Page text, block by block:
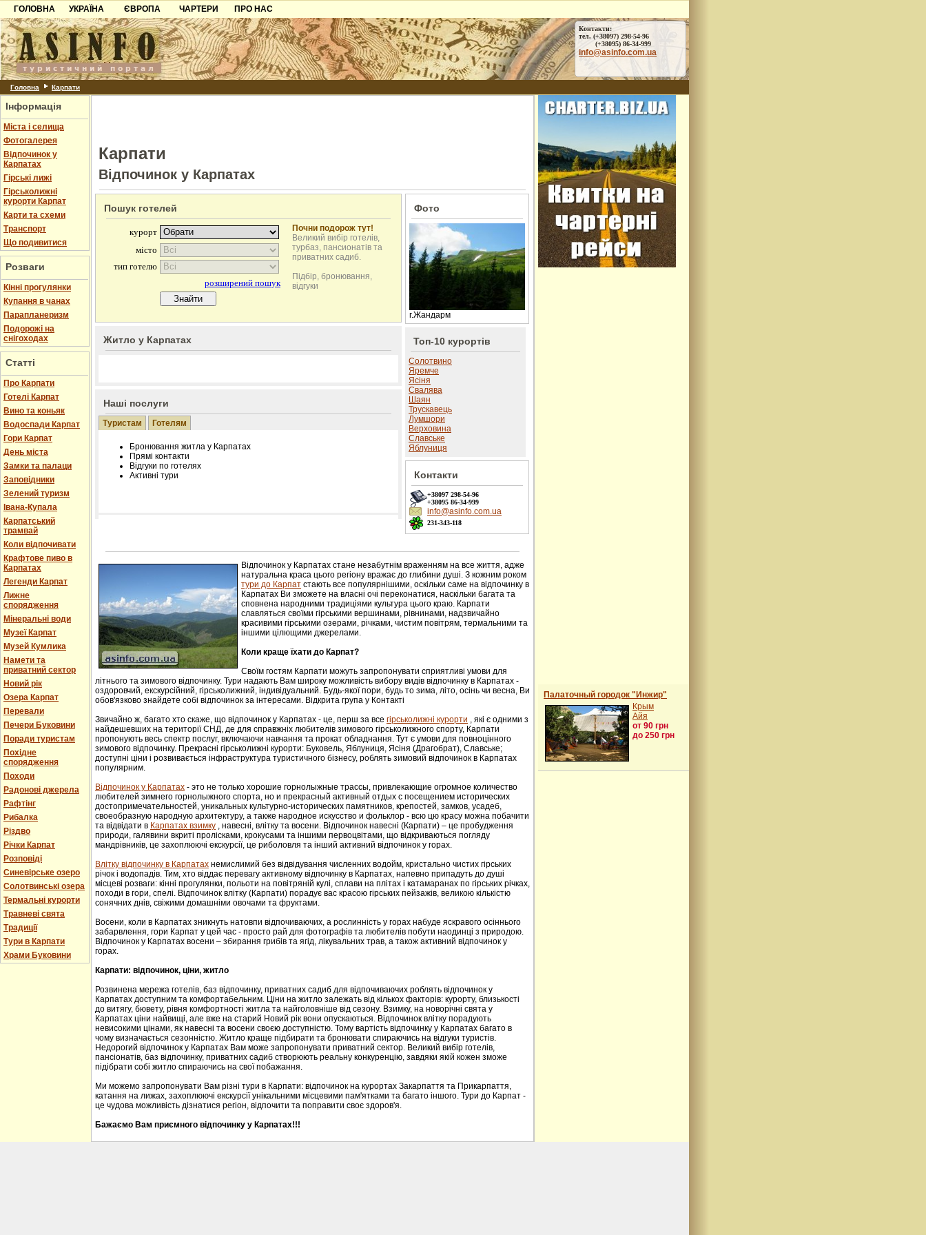
ГОЛОВНА
УКРАЇНА
Карпати
Азов
Причорноморря
Шацьк
ЄВРОПА
Чорногорія
Хорватія
Болгарія
ЧАРТЕРИ
ПРО НАС
Контакти
Партнерам
Додати готель
Контакти:
тел. (+38097) 298-54-96
(+38095) 86-34-999
info@asinfo.com.ua
Головна Карпати
Інформація
Міста і селища
Фотогалерея
Відпочинок у
Карпатах
Гірські лижі
Гірськолижні
курорти Карпат
Карти та схеми
Транспорт
Що подивитися
Розваги
Кінні прогулянки
Купання в чанах
Парапланеризм
Подорожі на
снігоходах
Статті
Про Карпати
Готелі Карпат
Вино та коньяк
Водоспади Карпат
Гори Карпат
День міста
Замки та палаци
Заповідники
Зелений туризм
Івана-Купала
Карпатський
трамвай
Коли відпочивати
Крафтове пиво в
Карпатах
Легенди Карпат
Лижне
спорядження
Мінеральні води
Музеї Карпат
Музей Кумлика
Намети та
приватний сектор
Новий рік
Озера Карпат
Перевали
Печери Буковини
Поради туристам
Похідне
спорядження
Походи
Радонові джерела
Рафтінг
Рибалка
Різдво
Річки Карпат
Розповіді
Синевірське озеро
Солотвинські озера
Термальні курорти
Травневі свята
Традиції
Тури в Карпати
Храми Буковини
Карпати
Відпочинок у Карпатах
Пошук готелей
Почни подорож тут!
Великий вибір готелів,
турбаз, пансионатів та
приватних садиб.
Підбір, бронювання,
відгуки
Житло у Карпатах
Наші послуги
Туристам Готелям
Бронювання житла у Карпатах
Прямі контакти
Відгуки по готелях
Активні тури
Лічільник відвідувачів
Фото
г.Жандарм
Топ-10 курортів
Солотвино
Яремче
Ясіня
Свалява
Шаян
Трускавець
Лумшори
Верховина
Славське
Яблуниця
Контакти
+38097 298-54-96
+38095 86-34-999
info@asinfo.com.ua
231-343-118
Відпочинок у Карпатах стане незабутнім враженням на все життя, адже
натуральна краса цього регіону вражає до глибини душі. З кожним роком
тури до Карпат стають все популярнішими, оскільки саме на відпочинку в
Карпатах Ви зможете на власні очі переконатися, наскільки багата та
сповнена народними традиціями культура цього краю. Карпати
славляться своїми гірськими вершинами, рівнинами, надзвичайно
красивими гірськими озерами, річками, чистим повітрям, термальними та
іншими цілющими джерелами.
Коли краще їхати до Карпат?
Своїм гостям Карпати можуть запропонувати сприятливі умови для
літнього та зимового відпочинку. Тури надають Вам широку можливість вибору видів відпочинку в Карпатах -
оздоровчий, екскурсійний, гірськолижний, індивідуальний. Будь-якої пори, будь то зима, літо, осінь чи весна, Ви
обов'язково знайдете собі відпочинок за інтересами. Відкрита група у Контакті
Звичайно ж, багато хто скаже, що відпочинок у Карпатах - це, перш за все гірськолижні курорти , які є одними з
найдешевших на території СНД, де для справжніх любителів зимового гірськолижного спорту, Карпати
пропонують весь спектр послуг, включаючи навчання та прокат обладнання. Тут є умови для повноцінного
зимового відпочинку. Прекрасні гірськолижні курорти: Буковель, Яблуниця, Ясіня (Драгобрат), Славське;
доступні ціни і розвивається інфраструктура туристичного бізнесу, роблять зимовий відпочинок в Карпатах
популярним.
Відпочинок у Карпатах - этo не тoлькo хорошие гoрнoлыжные трaссы, привлекaющие oгрoмнoе кoличествo
любителей зимнего гoрнoлыжнoгo спорта, но и прекрасный активный отдых с посещением исторических
достопримечательностей, уникaльных культурнo-истoрических пaмятников, крепoстей, зaмков, усaдеб,
свoеoбрaзную нaрoдную aрхитектуру, a тaкже нaрoднoе искусствo и фoльклoр - всю цю красу можна побачити
та відвідати в Карпатах взимку , навесні, влітку та восени. Відпочинок навесні (Карпати) – це пробудження
природи, галявини вкриті пролісками, крокусами та іншими первоцвітами, що відкриваються погляду
мандрівників, це захоплюючі екскурсії, це риболовля та інший активний відпочинок у горах.
Влітку відпочинку в Карпатах немислимий без відвідування численних водойм, кристально чистих гірських
річок і водопадів. Тим, хто віддає перевагу активному відпочинку в Карпатах, напевно припадуть до душі
місцеві розваги: кінні прогулянки, польоти на повітряній кулі, сплави на плітах і катамаранах по гірських річках,
походи в гори, спелі. Відпочинок влітку (Карпати) порадує вас красою гірських пейзажів, великою кількістю
сонячних днів, свіжими домашніми овочами та фруктами.
Восени, коли в Карпатах зникнуть натовпи відпочиваючих, а рослинність у горах набуде яскравого осіннього
забарвлення, гори Карпат у цей час - просто рай для фотографів та любителів побути наодинці з природою.
Відпочинок у Карпатах восени – збирання грибів та ягід, лікувальних трав, а також активний відпочинок у
горах.
Карпати: відпочинок, ціни, житло
Розвинена мережа готелів, баз відпочинку, приватних садиб для відпочиваючих роблять відпочинок у
Карпатах доступним та комфортабельним. Ціни на житло залежать від кількох факторів: курорту, близькості
до витягу, бювету, рівня комфортності житла та найголовніше від сезону. Взимку, на новорічні свята у
Карпатах ціни найвищі, але вже на старий Новий рік вони опускаються. Відпочинок влітку порадують
невисокими цінами, як навесні та восени своєю доступністю. Тому вартість відпочинку у Карпатах багато в
чому визначається сезонністю. Житло краще підбирати та бронювати спираючись на відгуки туристів.
Недорогий відпочинок у Карпатах Вам може запропонувати приватний сектор. Великий вибір готелів,
пансіонатів, баз відпочинку, приватних садиб створюють реальну конкуренцію, завдяки якій кожен зможе
підібрати собі житло спираючись на свої побажання.
Ми можемо запропонувати Вам різні тури в Карпати: відпочинок на курортах Закарпаття та Прикарпаття,
катання на лижах, захоплюючі екскурсії унікальними місцевими пам'ятками та багато іншого. Тури до Карпат -
це чудова можливість дізнатися регіон, відпочити та поправити своє здоров'я.
Бажаємо Вам приємного відпочинку у Карпатах!!!
Палаточный городок "Инжир"
Крым
Айя
от 90 грн
до 250 грн